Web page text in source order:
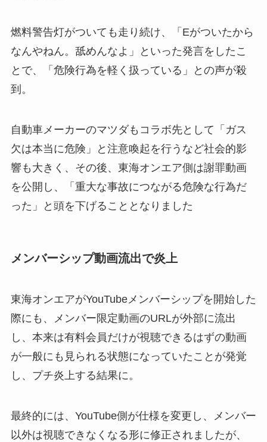
燃料警告灯がついても走り続け、「Eがついたから
なんやねん。舐めんなよ」といった発言をしたこ
とで、「危険行為を軽く扱っている」との声が殺
到。
自動車メーカーのマツダもコラボ先として「ガス
欠は本当に危険」と注意喚起を行うなど社会的影
響も大きく、その後、東海オンエア側は謝罪動画
を公開し、「重大な事故につながる危険な行為だ
った」と頭を下げることとなりました
メンバーシップ動画流出で炎上
東海オンエアがYouTubeメンバーシップを開始した
際にも、メンバー限定動画のURLが外部に流出
し、本来は有料会員だけが視聴できるはずの動画
が一般にも見られる状態になっていたことが発覚
し、プチ炎上する結果に。
最終的には、YouTube側が仕様を変更し、メンバー
以外は視聴できなくなる形に修正されましたが、